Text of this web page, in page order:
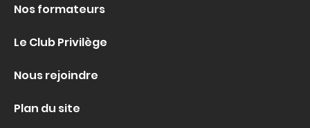
Nos formateurs
Le Club Privilège
Nous rejoindre
Plan du site